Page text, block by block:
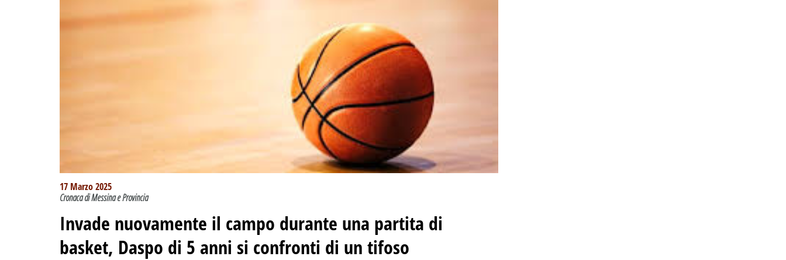
17 Marzo 2025
Cronaca di Messina e Provincia
Invade nuovamente il campo durante una partita di
basket, Daspo di 5 anni si confronti di un tifoso